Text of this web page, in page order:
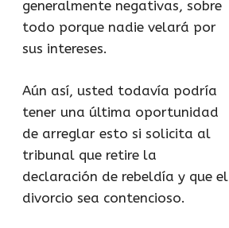
generalmente negativas, sobre
todo porque nadie velará por
sus intereses.
Aún así, usted todavía podría
tener una última oportunidad
de arreglar esto si solicita al
tribunal que retire la
declaración de rebeldía y que el
divorcio sea contencioso.